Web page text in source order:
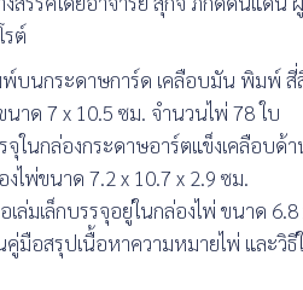
รต์
บนกระดาษการ์ด เคลือบมัน พิมพ์ สี่
นาด 7 x 10.5 ซม. จำนวนไพ่ 78 ใบ
จุในกล่องกระดาษอาร์ตแข็งเคลือบด้า
งไพ่ขนาด 7.2 x 10.7 x 2.9 ซม.
เล่มเล็กบรรจุอยู่ในกล่องไพ่ ขนาด
คู่มือสรุปเนื้อหาความหมายไพ่ และวิธี